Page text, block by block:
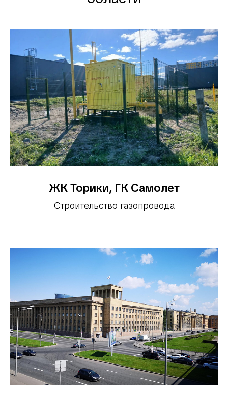
ЖК Торики, ГК Самолет
Строительство газопровода